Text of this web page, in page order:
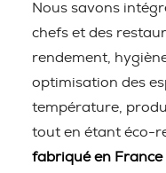
Nous savons
chefs et des
rendement,
optimisation des
température,
tout en étant éco-
fabriqué en France